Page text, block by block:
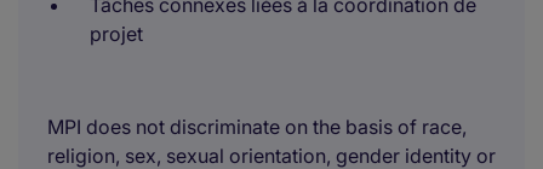
Tâches connexes liées à la coordination de
projet
MPI does not discriminate on the basis of race,
religion, sex, sexual orientation, gender identity or